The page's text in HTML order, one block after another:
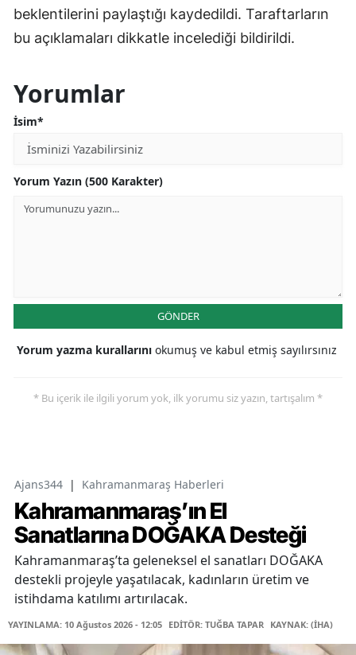
beklentilerini paylaştığı kaydedildi. Taraftarların
bu açıklamaları dikkatle incelediği bildirildi.
Yorumlar
İsim*
Yorum Yazın (500 Karakter)
GÖNDER
Yorum yazma kurallarını okumuş ve kabul etmiş sayılırsınız
* Bu içerik ile ilgili yorum yok, ilk yorumu siz yazın, tartışalım *
Ajans344 | Kahramanmaraş Haberleri
Kahramanmaraş’ın El
Sanatlarına DOĞAKA Desteği
Kahramanmaraş’ta geleneksel el sanatları DOĞAKA
destekli projeyle yaşatılacak, kadınların üretim ve
istihdama katılımı artırılacak.
YAYINLAMA: 10 Ağustos 2026 - 12:05 EDİTÖR: TUĞBA TAPAR KAYNAK: (İHA)